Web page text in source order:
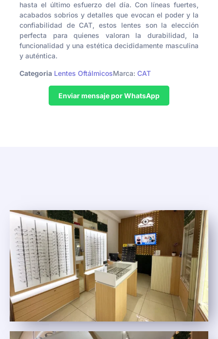
hasta el último esfuerzo del día. Con líneas fuertes,
acabados sobrios y detalles que evocan el poder y la
confiabilidad de CAT, estos lentes son la elección
perfecta para quienes valoran la durabilidad, la
funcionalidad y una estética decididamente masculina
y auténtica.
Categoria Lentes OftálmicosMarca: CAT
Enviar mensaje por WhatsApp